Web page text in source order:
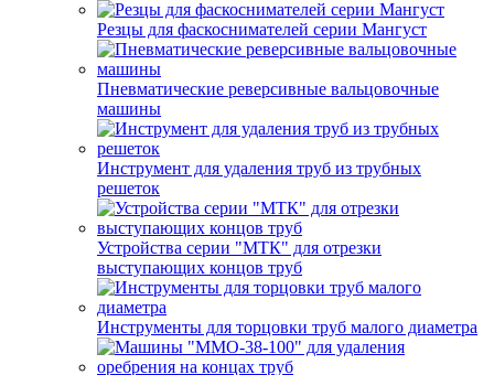
Резцы для фаскоснимателей серии Мангуст
Пневматические реверсивные вальцовочные
машины
Инструмент для удаления труб из трубных
решеток
Устройства серии "МТК" для отрезки
выступающих концов труб
Инструменты для торцовки труб малого диаметра